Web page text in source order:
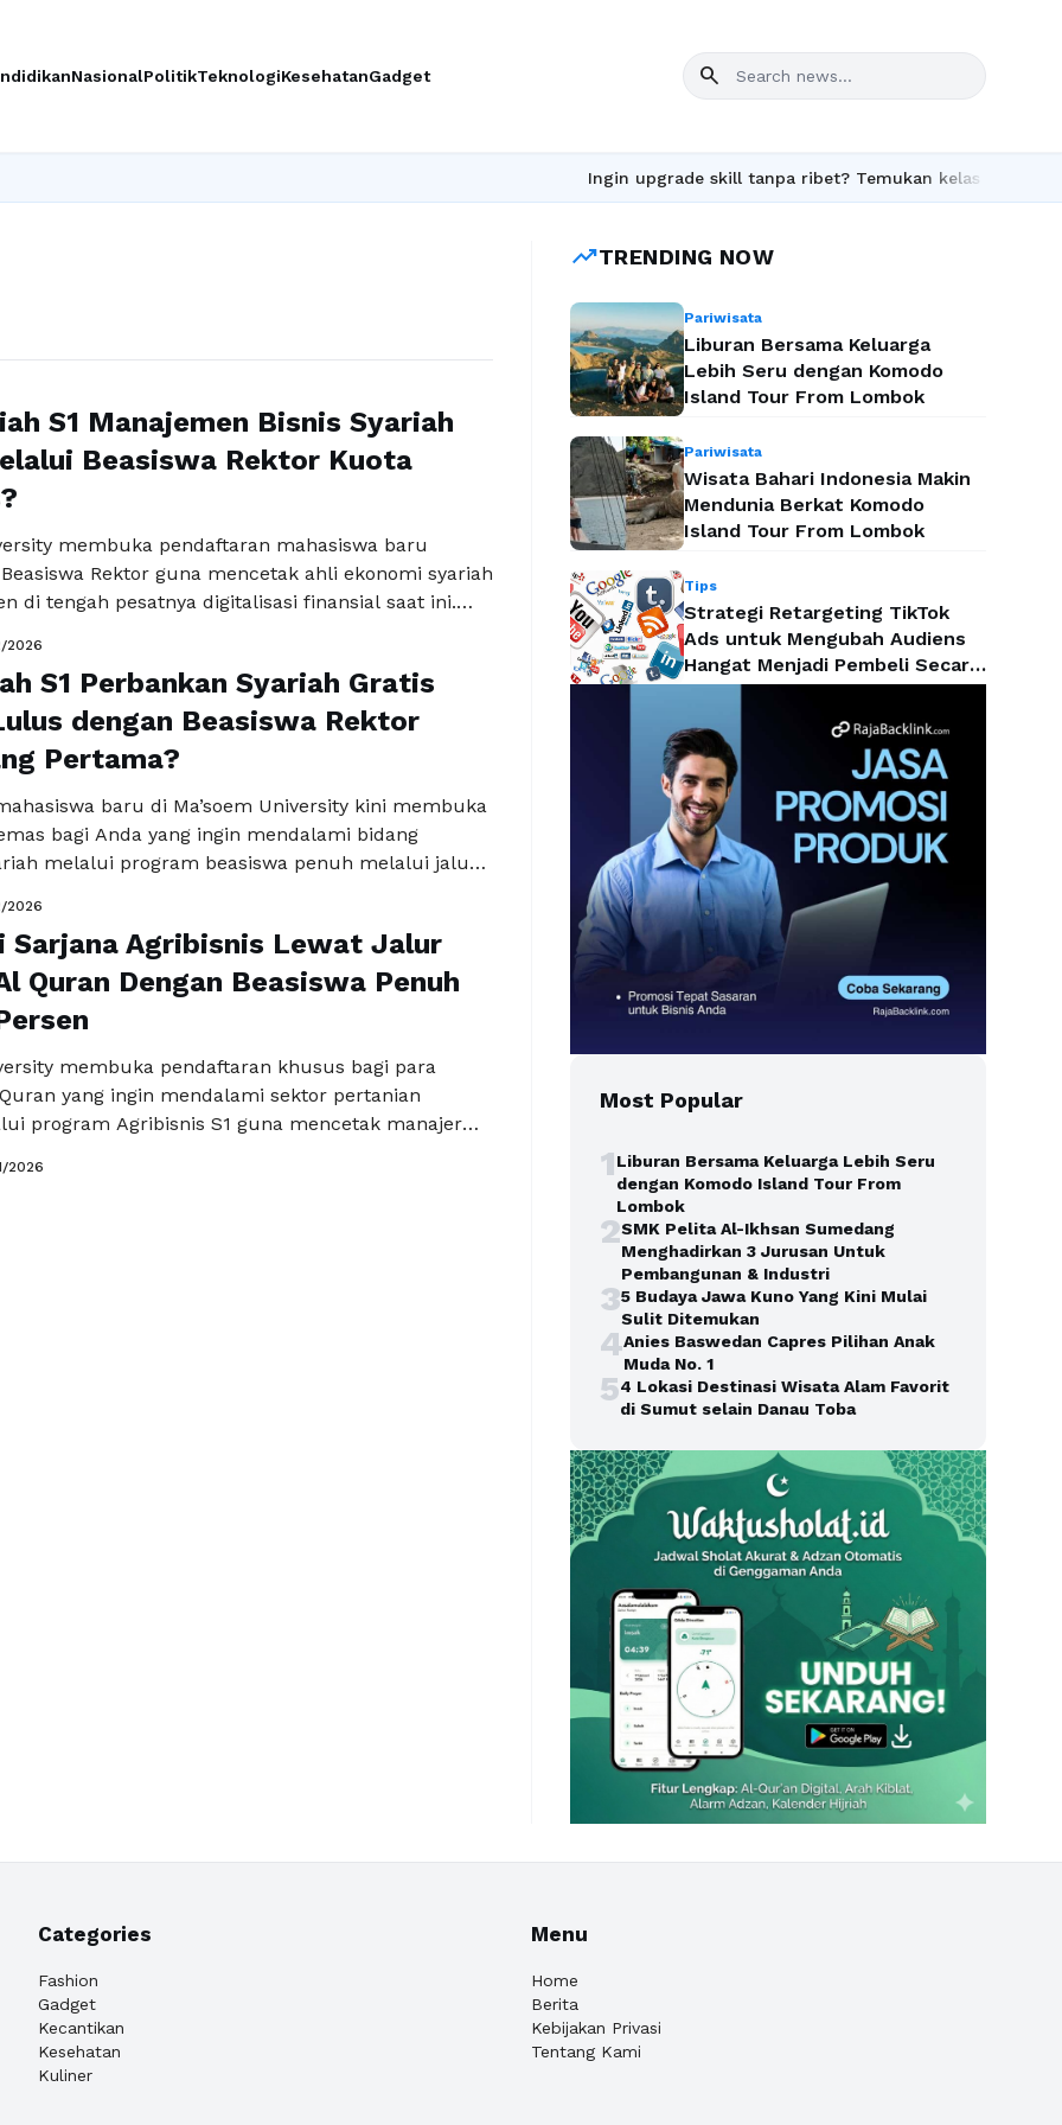
NasionalPolitikTeknologiKesehatanGadget search
Ingin upgrade skill tanpa ribet? Temukan kelas seru dan
S1 Manajemen Bisnis Syariah
Beasiswa Rektor Kuota
membuka pendaftaran mahasiswa baru
Rektor guna mencetak ahli ekonomi syariah
di tengah pesatnya digitalisasi finansial saat ini.
akademik luar biasa bagi Anda yang ingin
kelola usaha berdasarkan hukum Islam. Urgensi
tinggi mengingat …Baca Selengkapnya
2026
S1 Perbankan Syariah Gratis
dengan Beasiswa Rektor
Pertama?
baru di Ma’soem University kini membuka
bagi Anda yang ingin mendalami bidang
melalui program beasiswa penuh melalui jalur
S1 ini hadir sebagai respon terhadap tingginya
ahli yang memiliki pemahaman mendalam
ekonomi Islam di tengah pesatnya …Baca
2026
Sarjana Agribisnis Lewat Jalur
Quran Dengan Beasiswa Penuh
membuka pendaftaran khusus bagi para
yang ingin mendalami sektor pertanian
program Agribisnis S1 guna mencetak manajer
bagi masa depan Anda karena menawarkan
2026
trending_upTRENDING NOW
Pariwisata
Liburan Bersama Keluarga
Lebih Seru dengan Komodo
Island Tour From Lombok
Pariwisata
Wisata Bahari Indonesia Makin
Mendunia Berkat Komodo
Island Tour From Lombok
Tips
Strategi Retargeting TikTok
Ads untuk Mengubah Audiens
Hangat Menjadi Pembeli Secara
Efektif
Most Popular
1Liburan Bersama Keluarga Lebih Seru
dengan Komodo Island Tour From
Lombok
2SMK Pelita Al-Ikhsan Sumedang
Menghadirkan 3 Jurusan Untuk
Pembangunan & Industri
35 Budaya Jawa Kuno Yang Kini Mulai
Sulit Ditemukan
4Anies Baswedan Capres Pilihan Anak
Muda No. 1
54 Lokasi Destinasi Wisata Alam Favorit
di Sumut selain Danau Toba
Categories
Fashion
Gadget
Kecantikan
Kesehatan
Kuliner
Menu
Home
Berita
Kebijakan Privasi
Tentang Kami